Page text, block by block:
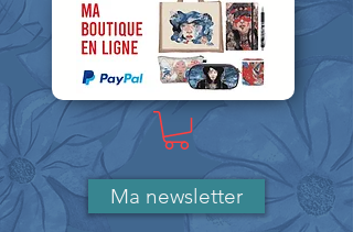
-> MA BOUTIQUE ( Paypal)
Ma newsletter